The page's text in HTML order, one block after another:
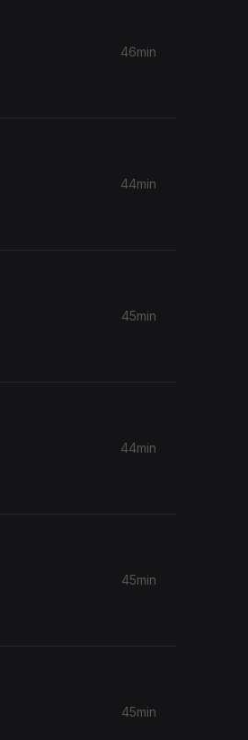
46min
44min
45min
44min
45min
45min